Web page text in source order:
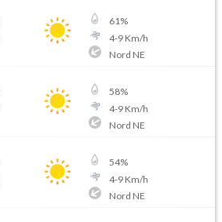
61%
4-9Km/h
Nord NE
58%
4-9Km/h
Nord NE
54%
4-9Km/h
Nord NE